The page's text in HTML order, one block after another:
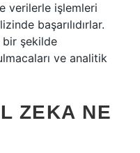
verilerle işlemleri
başarılıdırlar.
bir şekilde
ve analitik
ZEKA NE